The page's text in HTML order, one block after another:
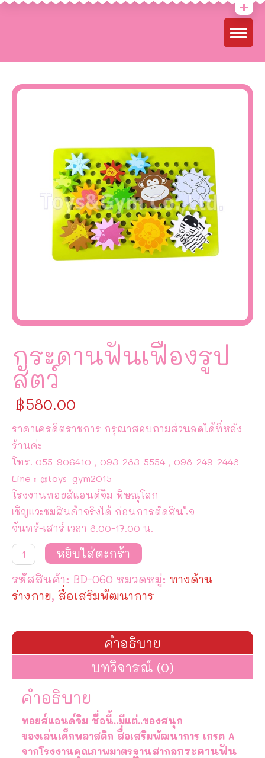
กระดานฟันเฟืองรูป
สัตว์
฿580.00
ราคาเครดิตราชการ กรุณาสอบถามส่วนลดได้ที่หลัง
ร้านค่ะ
โทร. 055-906410 , 093-283-5554 , 098-249-2448
Line : @toys_gym2015
โรงงานทอยส์แอนด์จิม พิษณุโลก
เชิญแวะชมสินค้าจริงได้ ก่อนการตัดสินใจ
จันทร์-เสาร์ เวลา 8.00-17.00 น.
จำนวน
กระดาน
ฟัน
เฟือง
รูป
สัตว์
หยิบใส่ตะกร้า
รหัสสินค้า: BD-060 หมวดหมู่: ทางด้าน
ร่างกาย, สื่อเสริมพัฒนาการ
คำอธิบาย
บทวิจารณ์ (0)
คำอธิบาย
ทอยส์แอนด์จิม ชื่อนี้..มีแต่..ของสนุก
ของเล่นเด็กพลาสติก สื่อเสริมพัฒนาการ เกรด A
จากโรงงานคุณภาพมาตรฐานสากลกระดานฟัน